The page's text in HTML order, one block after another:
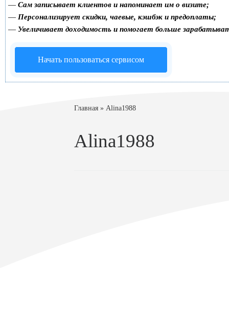
— Сам записывает клиентов и напоминает им о визите;
— Персонализирует скидки, чаевые, кэшбэк и предоплаты;
— Увеличивает доходимость и помогает больше
Начать пользоваться сервисом
Главная » Alina1988
Alina1988